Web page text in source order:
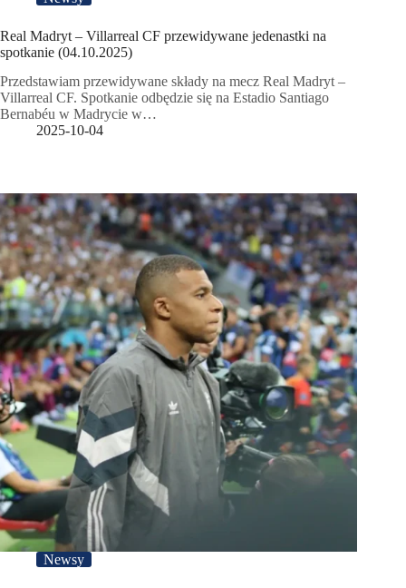
Real Madryt – Villarreal CF przewidywane jedenastki na
spotkanie (04.10.2025)
Przedstawiam przewidywane składy na mecz Real Madryt –
Villarreal CF. Spotkanie odbędzie się na Estadio Santiago
Bernabéu w Madrycie w…
2025-10-04
Newsy